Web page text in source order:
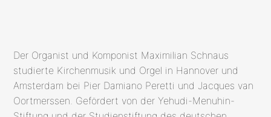
Der Organist und Komponist Maximilian Schnaus
studierte Kirchenmusik und Orgel in Hannover und
Amsterdam bei Pier Damiano Peretti und Jacques van
Oortmerssen. Gefördert von der Yehudi-Menuhin-